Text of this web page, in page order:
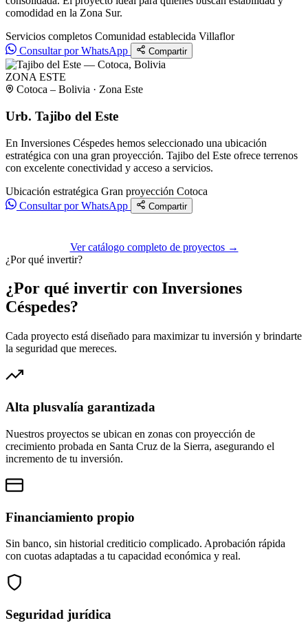
comodidad en la Zona Sur.
Servicios completos Comunidad establecida Villaflor
Consultar por WhatsApp
Compartir
ZONA ESTE
Cotoca – Bolivia · Zona Este
Urb. Tajibo del Este
En Inversiones Céspedes hemos seleccionado una ubicación
estratégica con una gran proyección. Tajibo del Este ofrece terrenos
con excelente conectividad y acceso a servicios.
Ubicación estratégica Gran proyección Cotoca
Consultar por WhatsApp
Compartir
Ver catálogo completo de proyectos →
¿Por qué invertir?
¿Por qué invertir con Inversiones
Céspedes?
Cada proyecto está diseñado para maximizar tu inversión y brindarte
la seguridad que mereces.
Alta plusvalía garantizada
Nuestros proyectos se ubican en zonas con proyección de
crecimiento probada en Santa Cruz de la Sierra, asegurando el
incremento de tu inversión.
Financiamiento propio
Sin banco, sin historial crediticio complicado. Aprobación rápida
con cuotas adaptadas a tu capacidad económica y real.
Seguridad jurídica